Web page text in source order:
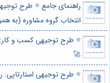
راهنمای جامع ⭐️ طرح
انتخاب گروه مشاوره (به
🚀
⭐️ طرح توجیهی